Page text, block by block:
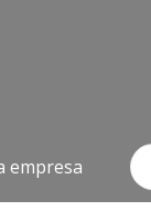
empresa de